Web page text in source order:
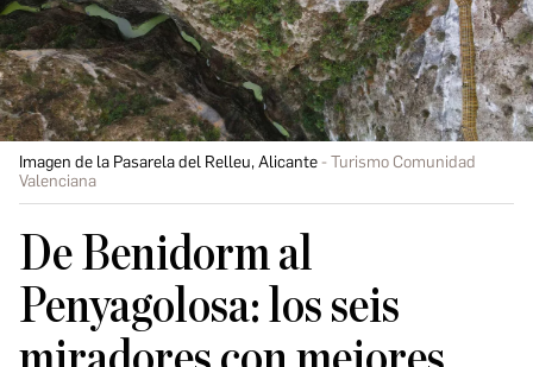
Imagen de la Pasarela del Relleu, Alicante
Turismo Comunidad
Valenciana
De Benidorm al
Penyagolosa: los seis